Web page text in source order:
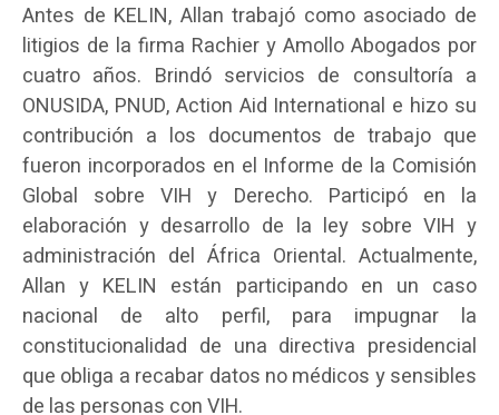
Antes de KELIN, Allan trabajó como asociado de
litigios de la firma Rachier y Amollo Abogados por
cuatro años. Brindó servicios de consultoría a
ONUSIDA, PNUD, Action Aid International e hizo su
contribución a los documentos de trabajo que
fueron incorporados en el Informe de la Comisión
Global sobre VIH y Derecho. Participó en la
elaboración y desarrollo de la ley sobre VIH y
administración del África Oriental. Actualmente,
Allan y KELIN están participando en un caso
nacional de alto perfil, para impugnar la
constitucionalidad de una directiva presidencial
que obliga a recabar datos no médicos y sensibles
de las personas con VIH.